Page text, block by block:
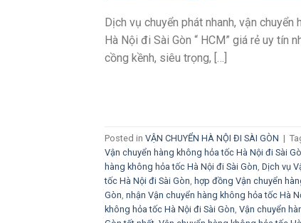
Dịch vụ chuyển phát nhanh, vận
Hà Nội đi Sài Gòn “ HCM” giá rẻ uy tín
cồng kềnh, siêu trọng, […]
Posted in VẬN CHUYỂN HÀ NỘI ĐI SÀI GÒN |
Vận chuyển hàng không hỏa tốc Hà Nội đi Sài
hàng không hỏa tốc Hà Nội đi Sài Gòn, Dịch vụ
tốc Hà Nội đi Sài Gòn, hợp đồng Vận chuyển
Gòn, nhận Vận chuyển hàng không hỏa tốc Hà
không hỏa tốc Hà Nội đi Sài Gòn, Vận chuyển